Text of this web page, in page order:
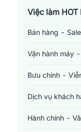
Việc làm TP.
Việc làm Cần Thơ
Việc làm HOT
Bán hàng - Sale
Vận hành máy
Bưu chính -
Dịch vụ khách
Hành chính -